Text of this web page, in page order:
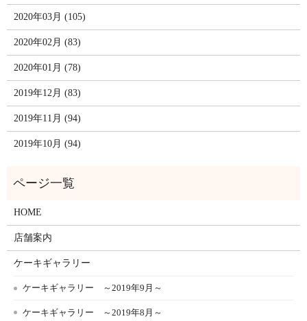
2020年03月 (105)
2020年02月 (83)
2020年01月 (78)
2019年12月 (83)
2019年11月 (94)
2019年10月 (94)
HOME
店舗案内
ケーキギャラリー
ケーキギャラリー ～2019年9月～
ケーキギャラリー ～2019年8月～